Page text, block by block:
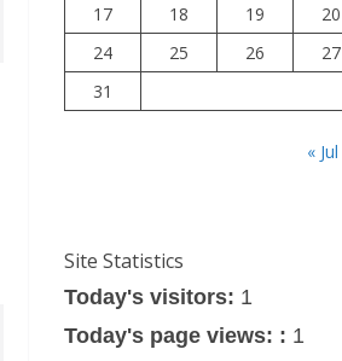
17
18 19 20
24
25 26 27
31
« Jul
Site Statistics
Today's visitors: 1
Today's page views: : 1